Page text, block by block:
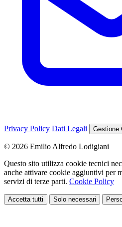
Privacy Policy Dati Legali Gestione
© 2026 Emilio Alfredo Lodigiani
Questo sito utilizza cookie tecnici
anche attivare cookie aggiuntivi per
servizi di terze parti. Cookie Policy
Accetta tutti Solo necessari